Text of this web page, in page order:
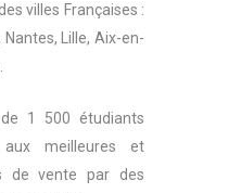
villes Françaises :
Nantes, Lille, Aix-en-
1 500 étudiants
meilleures et
de vente par des